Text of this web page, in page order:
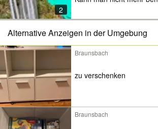
2
Alternative Anzeigen in der Umgebung
Braunsbach
zu verschenken
Braunsbach